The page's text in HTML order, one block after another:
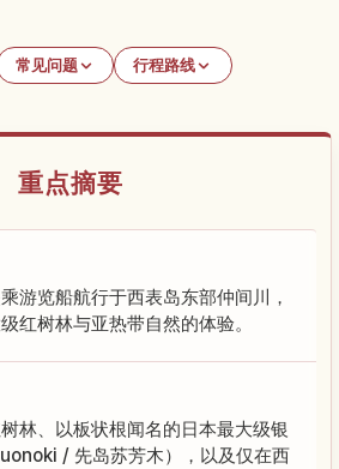
常见问题 行程路线
重点摘要
游览船航行于西表岛东部仲间川，
红树林与亚热带自然的体验。
林、以板状根闻名的日本最大级银
/ 先岛苏芳木），以及仅在西